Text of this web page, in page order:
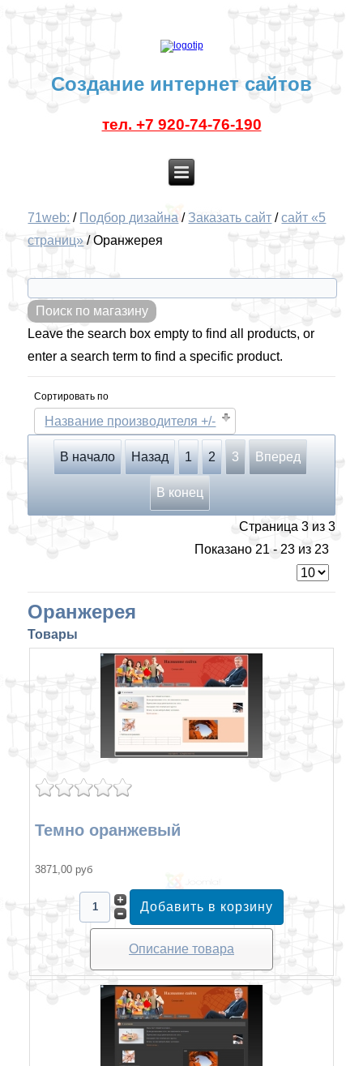
Создание интернет сайтов
тел. +7 920-74-76-190
71web: / Подбор дизайна / Заказать сайт /сайт «5
страниц»/Оранжерея
Leave the search box empty to find all products, or
enter a search term to find a specific product.
Сортировать по
Название производителя +/-
В начало Назад 1 2 3 Вперед
В конец
Страница 3 из 3
Показано 21 - 23 из 23
Оранжерея
Товары
Темно оранжевый
3871,00 руб
Описание товара